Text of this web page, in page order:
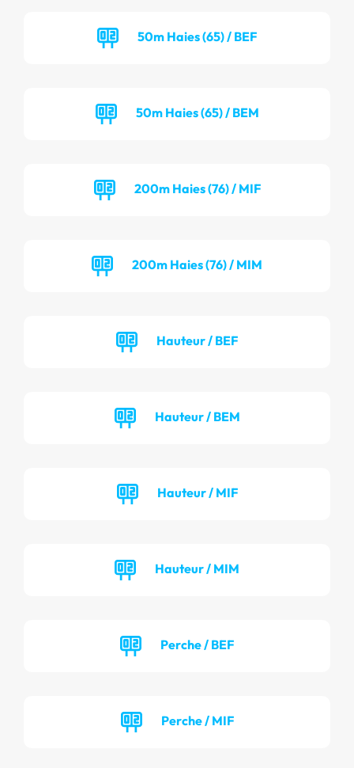
50m Haies (65) / BEF
50m Haies (65) / BEM
200m Haies (76) / MIF
200m Haies (76) / MIM
Hauteur / BEF
Hauteur / BEM
Hauteur / MIF
Hauteur / MIM
Perche / BEF
Perche / MIF